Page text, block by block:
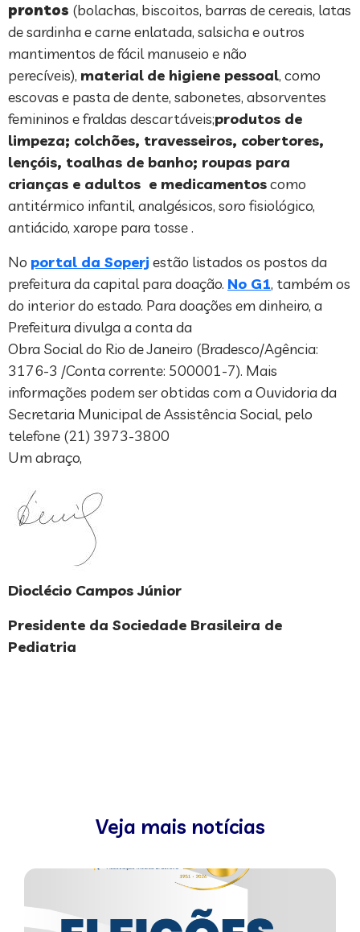
prontos (bolachas, biscoitos, barras de cereais, latas
de sardinha e carne enlatada, salsicha e outros
mantimentos de fácil manuseio e não
perecíveis), material de higiene pessoal, como
escovas e pasta de dente, sabonetes, absorventes
femininos e fraldas descartáveis;produtos de
limpeza; colchões, travesseiros, cobertores,
lençóis, toalhas de banho; roupas para
crianças e adultos e medicamentoscomo
antitérmico infantil, analgésicos, soro fisiológico,
antiácido, xarope para tosse .
No portal da Soperj estão listados os postos da
prefeitura da capital para doação. No G1, também os
do interior do estado. Para doações em dinheiro, a
Prefeitura divulga a conta da
Obra Social do Rio de Janeiro (Bradesco/Agência:
3176-3 /Conta corrente: 500001-7). Mais
informações podem ser obtidas com a Ouvidoria da
Secretaria Municipal de Assistência Social, pelo
telefone (21) 3973-3800
Um abraço,
Dioclécio Campos Júnior
Presidente da Sociedade Brasileira de
Pediatria
Veja mais notícias